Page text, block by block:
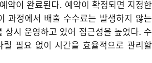
약이 완료된다. 예약이 확정되면 지정한
과정에서 배출 수수료는 발생하지 않는
시 운영하고 있어 접근성을 높였다. 수
필요 없이 시간을 효율적으로 관리할